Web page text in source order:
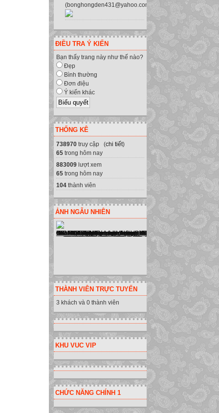
(bonghongden431@yahoo.com.vn)
ĐIỀU TRA Ý KIẾN
Bạn thấy trang này như thế nào?
Đẹp
Bình thường
Đơn điệu
Ý kiến khác
THỐNG KÊ
738970 truy cập (chi tiết)
65 trong hôm nay
883009 lượt xem
65 trong hôm nay
104 thành viên
ẢNH NGẪU NHIÊN
THÀNH VIÊN TRỰC TUYẾN
3 khách và 0 thành viên
KHU VUC VIP
CHỨC NĂNG CHÍNH 1